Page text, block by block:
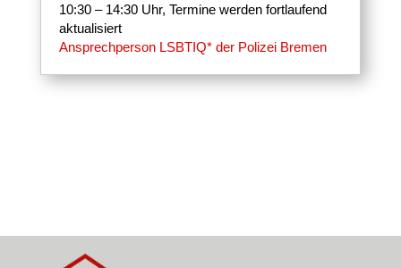
10:30 – 14:30 Uhr, Termine werden fortlaufend
aktualisiert
Ansprechperson LSBTIQ* der Polizei Bremen